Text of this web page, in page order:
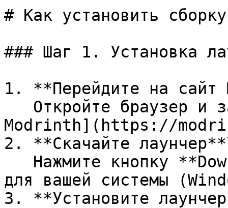
# Как установить
### Шаг 1. Установка
1. **Перейдите на
Modrinth](https://
2. **Скачайте
для вашей системы
3. **Установите